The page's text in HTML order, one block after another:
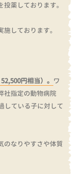
薬しております。
しております。
円相当）。 ワ
社指定の動物病院
している子に対して
のなりやすさや体質